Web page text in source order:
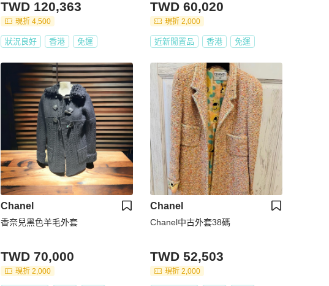
TWD 120,363
現折 4,500
狀況良好 香港 免運
TWD 60,020
現折 2,000
近新閒置品 香港 免運
Chanel
香奈兒黑色羊毛外套
TWD 70,000
現折 2,000
Chanel
Chanel中古外套38碼
TWD 52,503
現折 2,000